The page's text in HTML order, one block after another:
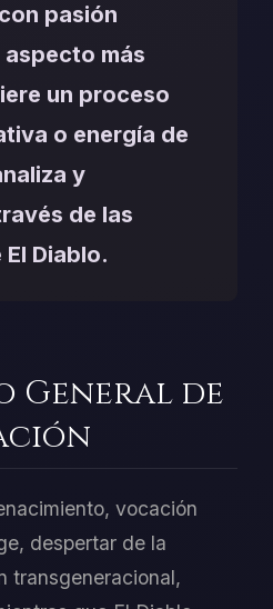
pasión
aspecto más
un proceso
o energía de
y
de las
Diablo.
General de
vocación
despertar de la
transgeneracional,